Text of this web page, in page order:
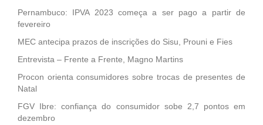
Pernambuco: IPVA 2023 começa a ser pago a partir de
fevereiro
MEC antecipa prazos de inscrições do Sisu, Prouni e Fies
Entrevista – Frente a Frente, Magno Martins
Procon orienta consumidores sobre trocas de presentes de
Natal
FGV Ibre: confiança do consumidor sobe 2,7 pontos em
dezembro